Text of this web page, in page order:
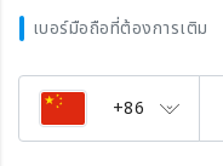
เบอร์มือถือที่ต้องการเติม
+86